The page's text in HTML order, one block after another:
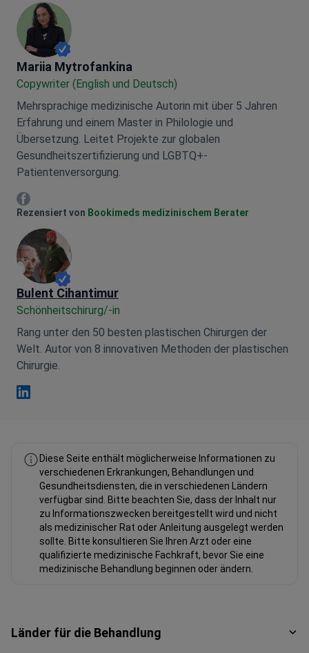
Mariia Mytrofankina
Mariia Mytrofankina
Copywriter (English und Deutsch)
Mehrsprachige medizinische Autorin mit über 5 Jahren
Erfahrung und einem Master in Philologie und
Übersetzung. Leitet Projekte zur globalen
Gesundheitszertifizierung und LGBTQ+-
Patientenversorgung.
Mariia Mytrofankina Facebook
Rezensiert von Bookimeds medizinischem Berater
Bulent Cihantimur
Schönheitschirurg/-in
Rang unter den 50 besten plastischen Chirurgen der
Welt. Autor von 8 innovativen Methoden der plastischen
Chirurgie.
Diese Seite enthält möglicherweise Informationen zu
verschiedenen Erkrankungen, Behandlungen und
Gesundheitsdiensten, die in verschiedenen Ländern
verfügbar sind. Bitte beachten Sie, dass der Inhalt nur
zu Informationszwecken bereitgestellt wird und nicht
als medizinischer Rat oder Anleitung ausgelegt werden
sollte. Bitte konsultieren Sie Ihren Arzt oder eine
qualifizierte medizinische Fachkraft, bevor Sie eine
medizinische Behandlung beginnen oder ändern.
Länder für die Behandlung